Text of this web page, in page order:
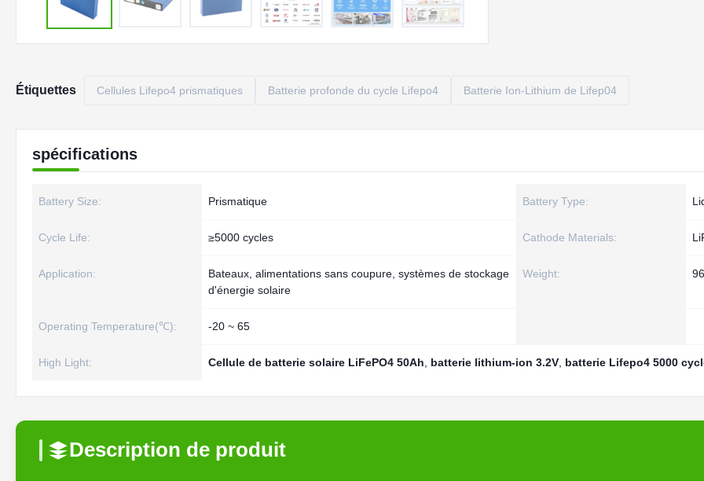
Étiquettes Cellules Lifepo4 prismatiques Batterie profonde du cycle Lifepo4 Batterie Ion-Lithium de Lifep04
spécifications
Battery Size: Prismatique Battery Type:
Cycle Life: ≥5000 cycles Cathode Materials:
Application:
Bateaux, alimentations sans coupure, systèmes de stockage
d'énergie solaire
Weight:
Operating Temperature(℃): -20 ~ 65
High Light: Cellule de batterie solaire LiFePO4 50Ah batterie lithium-ion 3.2V batterie Lifepo4 5000
Description de produit